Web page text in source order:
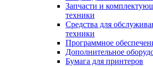
Запчасти и
техники
Средства для
техники
Программное
Дополнительное
Бумага для принтеров